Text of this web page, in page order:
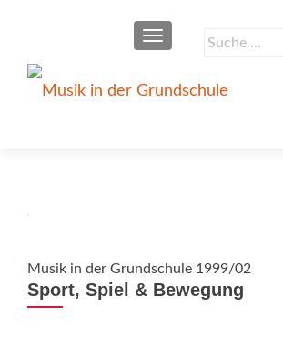
Suche
SCHALTE NAVIGATION
Musik in der Grundschule 1999/02
Sport, Spiel & Bewegung